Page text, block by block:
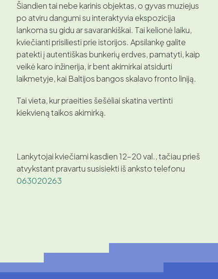
Šiandien tai nebe karinis objektas, o gyvas muziejus
po atviru dangumi su interaktyvia ekspozicija
lankoma su gidu ar savarankiškai. Tai kelionė laiku,
kviečianti prisiliesti prie istorijos. Apsilankę galite
patekti į autentiškas bunkerių erdves, pamatyti, kaip
veikė karo inžinerija, ir bent akimirkai atsidurti
laikmetyje, kai Baltijos bangos skalavo fronto liniją.
Tai vieta, kur praeities šešėliai skatina vertinti
kiekvieną taikos akimirką.
Lankytojai kviečiami kasdien 12–20 val., tačiau prieš
atvykstant pravartu susisiekti iš anksto telefonu
063020263